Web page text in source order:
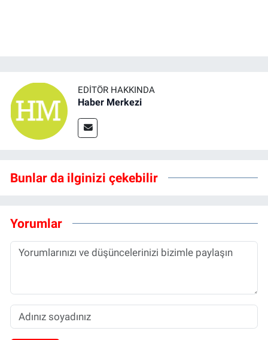
EDITÖR HAKKINDA
Haber Merkezi
Bunlar da ilginizi çekebilir
Yorumlar